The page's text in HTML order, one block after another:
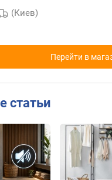
(Киев)
Перейти в
статьи